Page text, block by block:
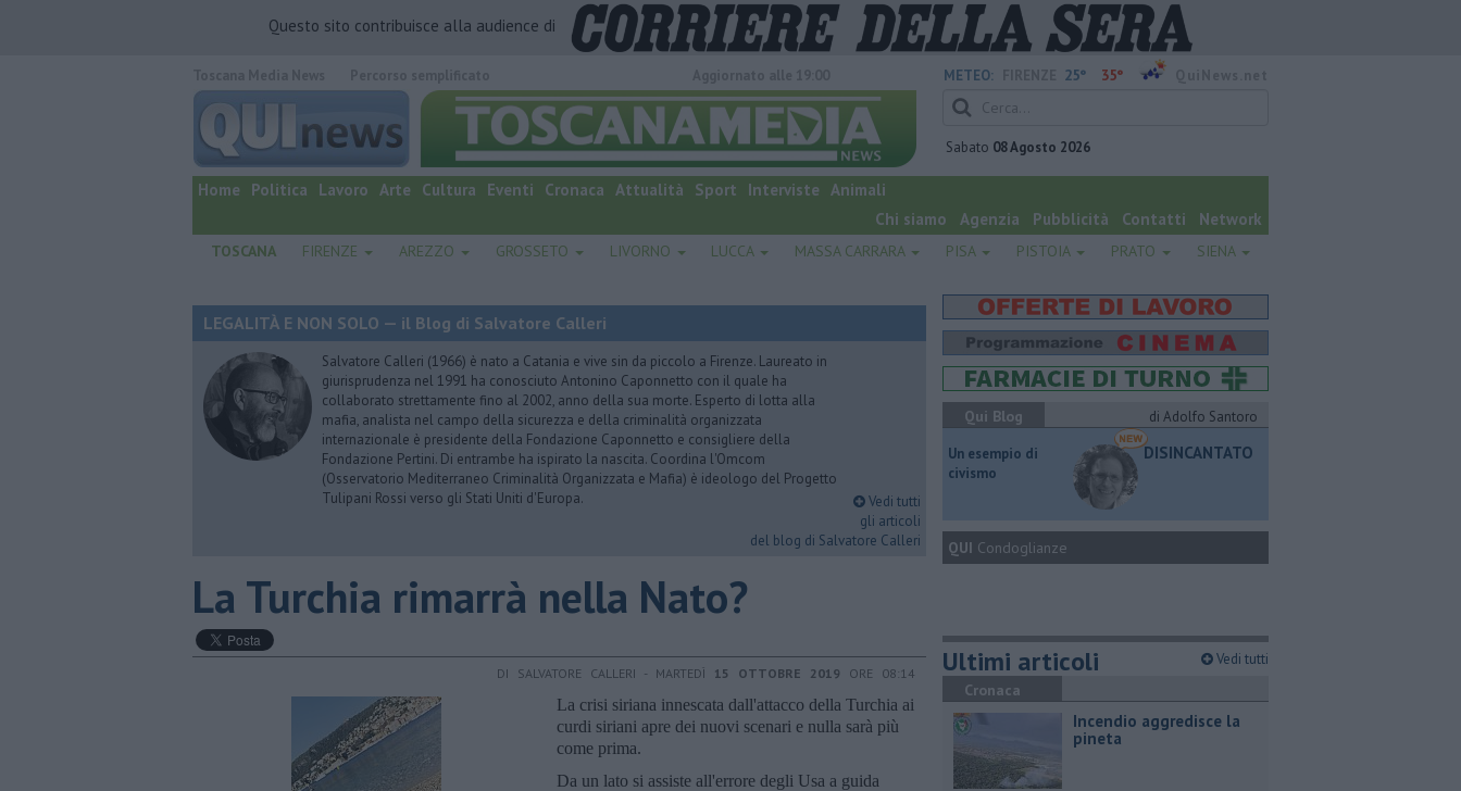
Questo sito contribuisce alla audience di
quotidiano online.
METEO: 25° 35°
Sabato 08 Agosto 2026
Home Politica Lavoro Arte Cultura Eventi Cronaca Attualità Sport Interviste Animali
Chi siamo
Agenzia Pubblicità Contatti Network
TOSCANA FIRENZE AREZZO GROSSETO LIVORNO LUCCA MASSA CARRARA PISA PISTOIA PRATO SIENA
LEGALITÀ E NON SOLO — il Blog di Salvatore Calleri
Salvatore Calleri (1966) è nato a Catania e vive sin da piccolo a Firenze. Laureato in
giurisprudenza nel 1991 ha conosciuto Antonino Caponnetto con il quale ha
collaborato strettamente fino al 2002, anno della sua morte. Esperto di lotta alla
mafia, analista nel campo della sicurezza e della criminalità organizzata
internazionale è presidente della Fondazione Caponnetto e consigliere della
Fondazione Pertini. Di entrambe ha ispirato la nascita. Coordina l'Omcom
(Osservatorio Mediterraneo Criminalità Organizzata e Mafia) è ideologo del Progetto
Tulipani Rossi verso gli Stati Uniti d'Europa.
Vedi tutti
gli articoli
del blog di Salvatore Calleri
La Turchia rimarrà nella Nato?
DI SALVATORE CALLERI - MARTEDÌ 15 OTTOBRE 2019 ORE 08:14
La crisi siriana innescata dall'attacco della Turchia ai
curdi siriani apre dei nuovi scenari e nulla sarà più
come prima.
Da un lato si assiste all'errore degli Usa a guida
Qui Blog
di Adolfo Santoro
​Un esempio di
civismo
DISINCANTATO
QUI Condoglianze
Ultimi articoli Vedi tutti
Cronaca
Incendio aggredisce la
pineta